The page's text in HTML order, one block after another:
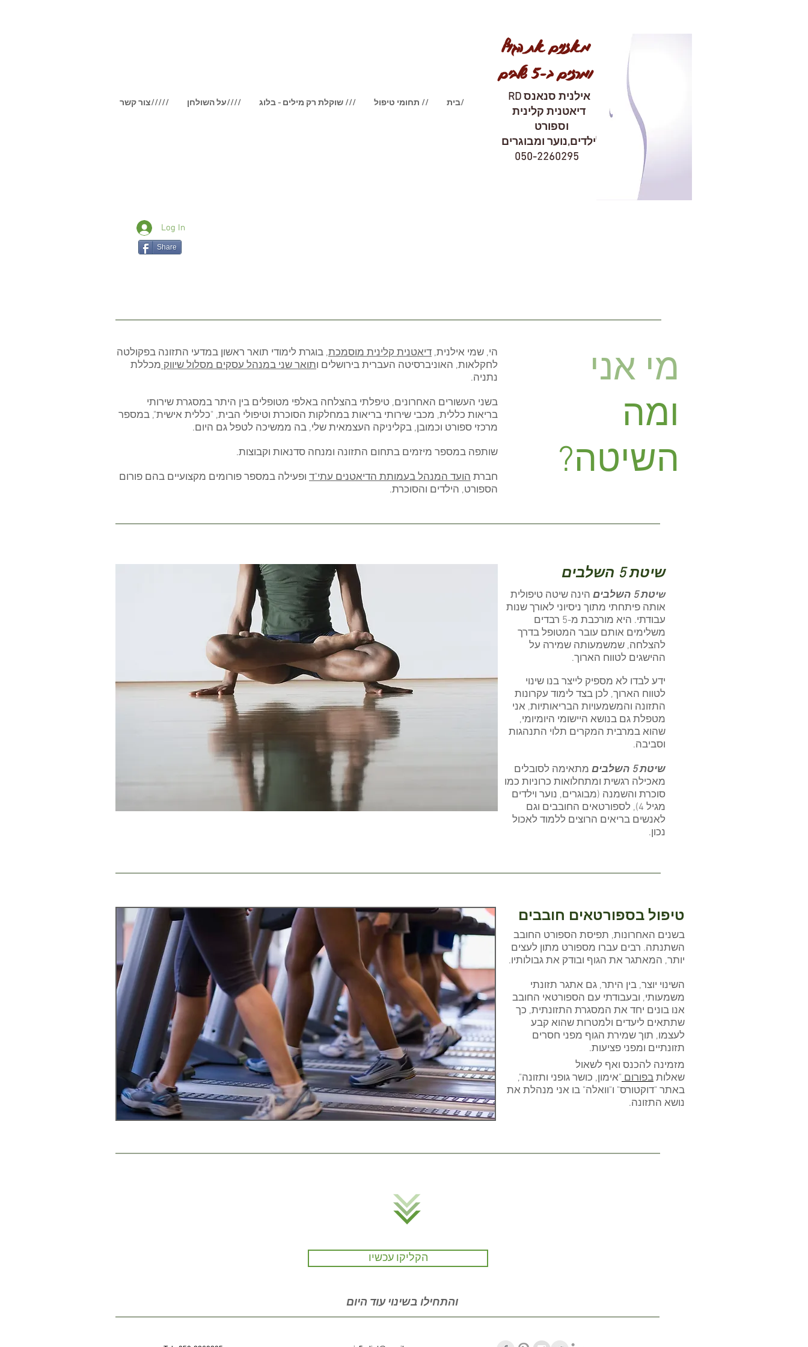
צור קשר///// על השולחן//// שוקלת רק מילים - בלוג /// תחומי טיפול // בית/
מאזנים את הגוף
ומרזים ב-5 שלבים
אילנית סנאנסRD
דיאטנית קלינית
וספורט
לילדים,נוער ומבוגרים
Log In
Share
הי, שמי אילנית, דיאטנית קלינית מוסמכת, בוגרת לימודי תואר ראשון במדעי התזונה בפקולטה
לחקלאות, האוניברסיטה העברית בירושלים ותואר שני במנהל עסקים מסלול שיווקמכללת
נתניה.
בשני העשורים האחרונים, טיפלתי בהצלחה באלפי מטופלים בין היתר במסגרת שירותי
בריאות כללית, מכבי שירותי בריאות במחלקות הסוכרת וטיפולי הבית, "כללית אישית", במספר
מרכזי ספורט וכמובן, בקליניקה העצמאית שלי, בה ממשיכה לטפל גם היום.
שותפה במספר מיזמים בתחום התזונה ומנחה סדנאות וקבוצות.
חברת הועד המנהל בעמותת הדיאטנים עתי"ד ופעילה במספר פורומים מקצועיים בהם פורום
הספורט, הילדים והסוכרת.
מי אני
ומה
השיטה?
שיטת 5 השלבים
שיטת 5 השלבים
הינה שיטה טיפולית
אותה פיתחתי מתוך ניסיוני לאורך שנות
עבודתי. היא מורכבת מ-5 רבדים
משלימים אותם עובר המטופל בדרך
להצלחה, שמשמעותה שמירה על
ההישגים לטווח הארוך.
ידע לבדו לא מספיק לייצר בנו שינוי
לטווח הארוך, לכן בצד לימוד עקרונות
התזונה והמשמעויות הבריאותיות, אני
מטפלת גם בנושא היישומי היומיומי,
שהוא במרבית המקרים תלוי התנהגות
וסביבה.
שיטת 5 השלבים
מתאימה לסובלים
מאכילה רגשית ומתחלואות כרוניות כמו
סוכרת והשמנה (מבוגרים, נוער וילדים
מגיל 4), לספורטאים החובבים וגם
לאנשים בריאים הרוצים ללמוד לאכול
נכון.
טיפול בספורטאים חובבים
בשנים האחרונות, תפיסת הספורט החובב
השתנתה. רבים עברו מספורט מתון לעצים
יותר, המאתגר את הגוף ובודק את גבולותיו.
השינוי יוצר, בין היתר, גם אתגר תזונתי
משמעותי, ובעבודתי עם הספורטאי החובב
אנו בונים יחד את המסגרת התזונתית, כך
שתתאים ליעדים ולמטרות שהוא קבע
לעצמו, תוך שמירת הגוף מפני חסרים
תזונתיים ומפני פציעות.
מזמינה להכנס ואף לשאול
שאלות בפורום "אימון, כושר גופני ותזונה",
באתר "דוקטורס" ו"וואלה" בו אני מנהלת את
נושא התזונה.
הקליקו עכשיו
והתחילו בשינוי עוד היום